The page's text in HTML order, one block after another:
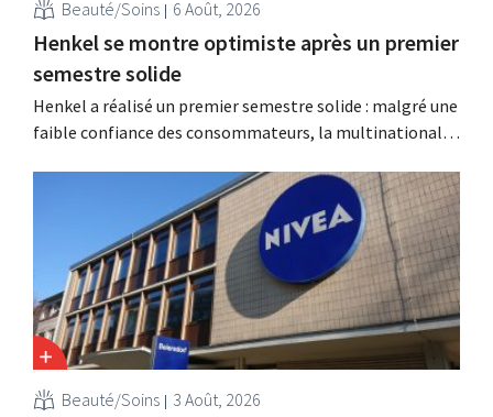
Beauté/Soins 6 Août, 2026
Henkel se montre optimiste après un premier
semestre solide
Henkel a réalisé un premier semestre solide : malgré une
faible confiance des consommateurs, la multinationale
des soins capillaires et des lessives, et intensifie ses
activités d'acquisition.
Beauté/Soins 3 Août, 2026